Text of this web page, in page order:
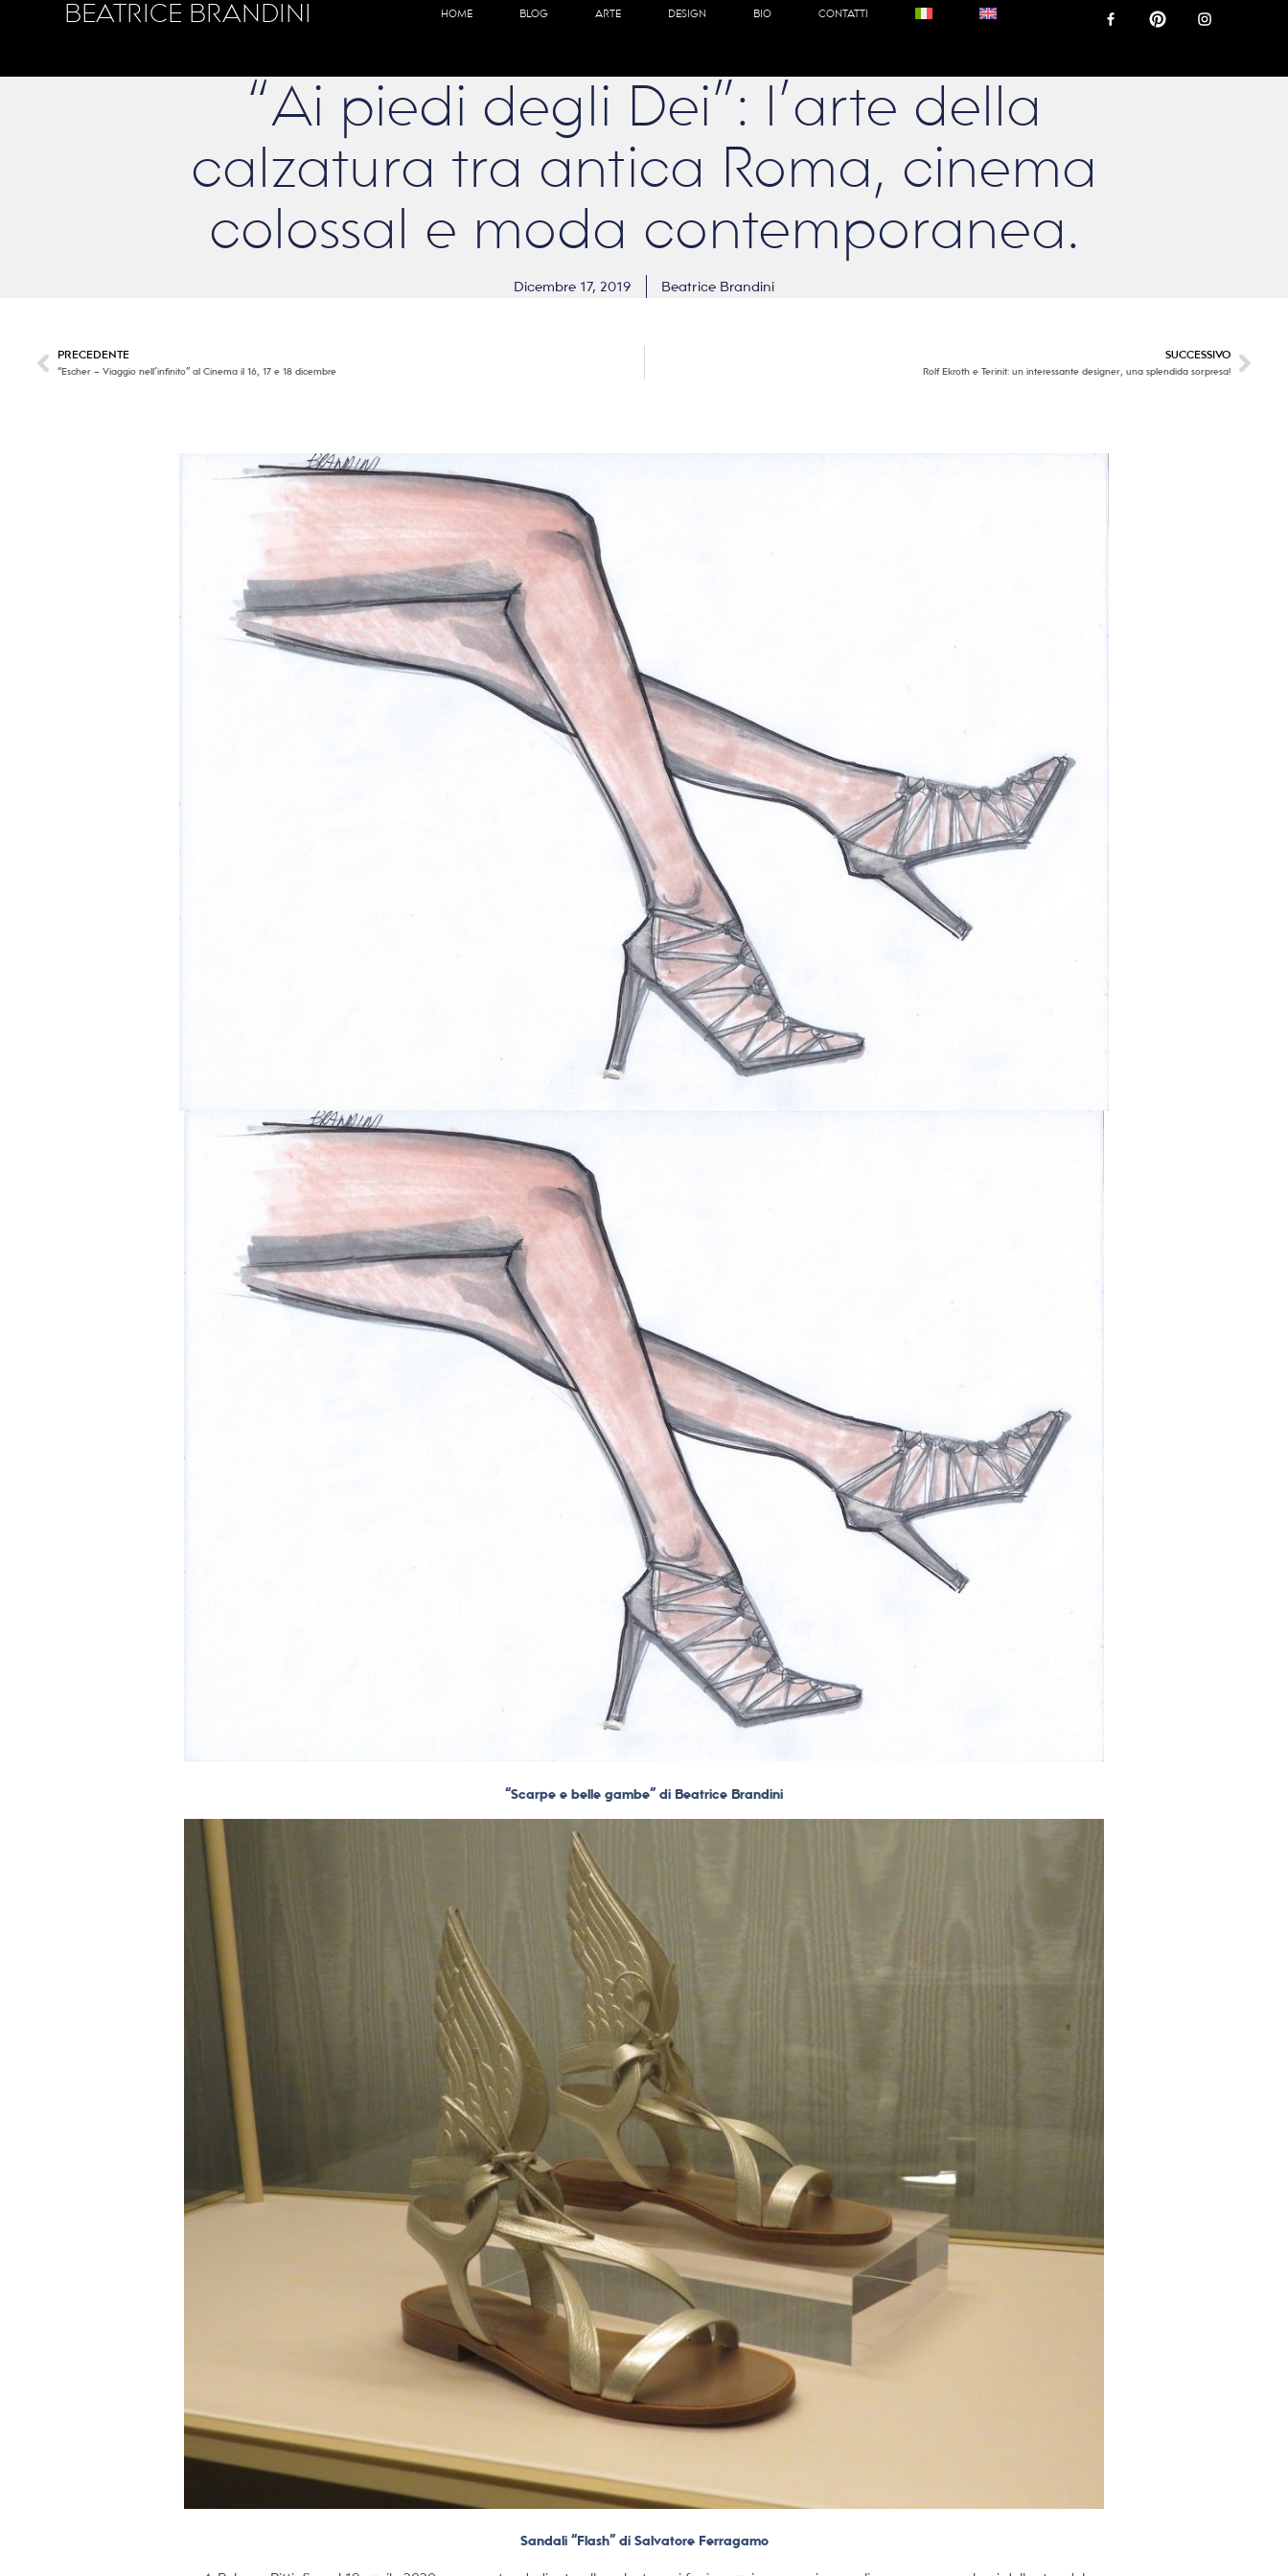
BEATRICE BRANDINI HOME BLOG ARTE DESIGN BIO CONTATTI
“Ai piedi degli Dei”: l’arte della
calzatura tra antica Roma, cinema
colossal e moda contemporanea.
Dicembre 17, 2019 Beatrice Brandini
PRECEDENTE
“Escher – Viaggio nell’infinito” al Cinema il 16, 17 e 18 dicembre
SUCCESSIVO
Rolf Ekroth e Terinit: un interessante designer, una splendida sorpresa!
“Scarpe e belle gambe” di Beatrice Brandini
Sandali “Flash” di Salvatore Ferragamo